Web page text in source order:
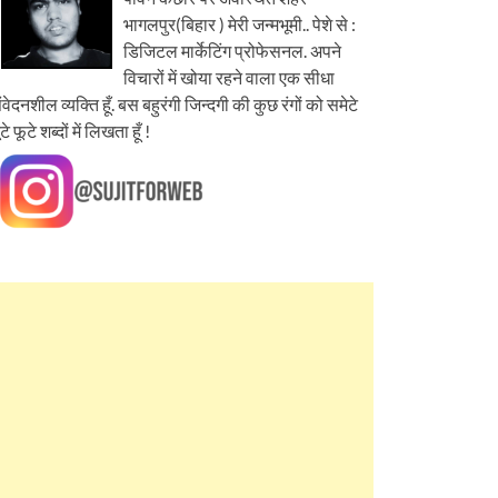
भागलपुर(बिहार ) मेरी जन्मभूमी.. पेशे से :
डिजिटल मार्केटिंग प्रोफेसनल. अपने
विचारों में खोया रहने वाला एक सीधा
व्यक्ति हूँ. बस बहुरंगी जिन्दगी की कुछ रंगों को समेटे
फूटे शब्दों में लिखता हूँ !